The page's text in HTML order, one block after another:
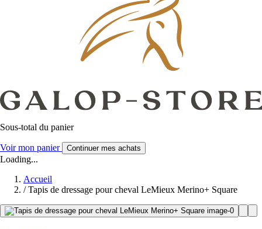
Sous-total du panier
Voir mon panier Continuer mes achats
Loading...
Accueil
/ Tapis de dressage pour cheval LeMieux Merino+ Square